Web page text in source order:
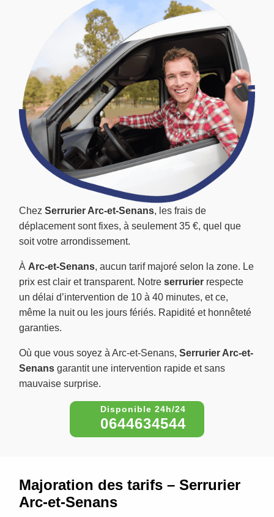
Chez Serrurier Arc-et-Senans, les frais de
déplacement sont fixes, à seulement 35 €, quel que
soit votre arrondissement.
À Arc-et-Senans, aucun tarif majoré selon la zone. Le
prix est clair et transparent. Notre serrurier respecte
un délai d’intervention de 10 à 40 minutes, et ce,
même la nuit ou les jours fériés. Rapidité et honnêteté
garanties.
Où que vous soyez à Arc-et-Senans, Serrurier Arc-et-
Senans garantit une intervention rapide et sans
mauvaise surprise.
0644634544
Majoration des tarifs – Serrurier
Arc-et-Senans